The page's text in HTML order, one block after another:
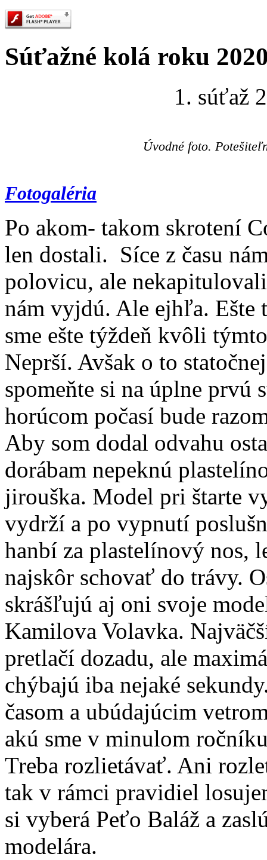
Súťažné kolá roku
1. súťaž
Úvodné foto.
Fotogaléria
Po akom- takom skrotení
len dostali. Síce z času
polovicu, ale
nám vyjdú. Ale ejhľa. Ešte
sme ešte týždeň kvôli
Neprší. Avšak o to
spomeňte si na úplne
horúcom počasí bude
Aby som dodal odvahu
dorábam nepeknú
jirouška. Model pri štarte
vydrží a po vypnutí
hanbí za plastelínový nos,
najskôr schovať do trávy.
skrášľujú aj oni svoje
Kamilova Volavka.
pretlačí dozadu, ale
chýbajú iba nejaké
časom a ubúdajúcim
akú sme v minulom
Treba rozlietávať. Ani
tak v rámci pravidiel
si vyberá Peťo Baláž a
modelára.